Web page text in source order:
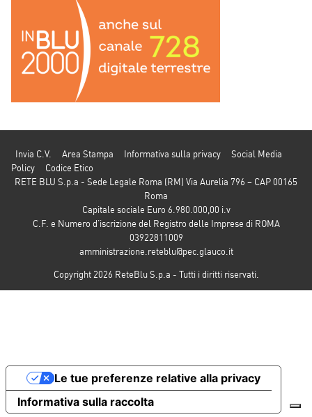
Invia C.V. Area Stampa Informativa sulla privacy
Social Media
Policy
Codice Etico
RETE BLU S.p.a - Sede Legale Roma (RM) Via Aurelia 796 – CAP 00165
Roma
Capitale sociale Euro 6.980.000,00 i.v
C.F. e Numero d’iscrizione del Registro delle Imprese di ROMA
03922811009
amministrazione.reteblu@pec.glauco.it
Copyright 2026 ReteBlu S.p.a - Tutti i diritti riservati.
Informativa sulla raccolta
Le tue preferenze relative alla privacy